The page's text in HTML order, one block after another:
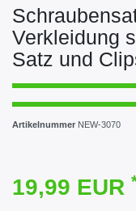
Verkleidung
Satz und
Artikelnummer NEW-3070
19,99 EUR